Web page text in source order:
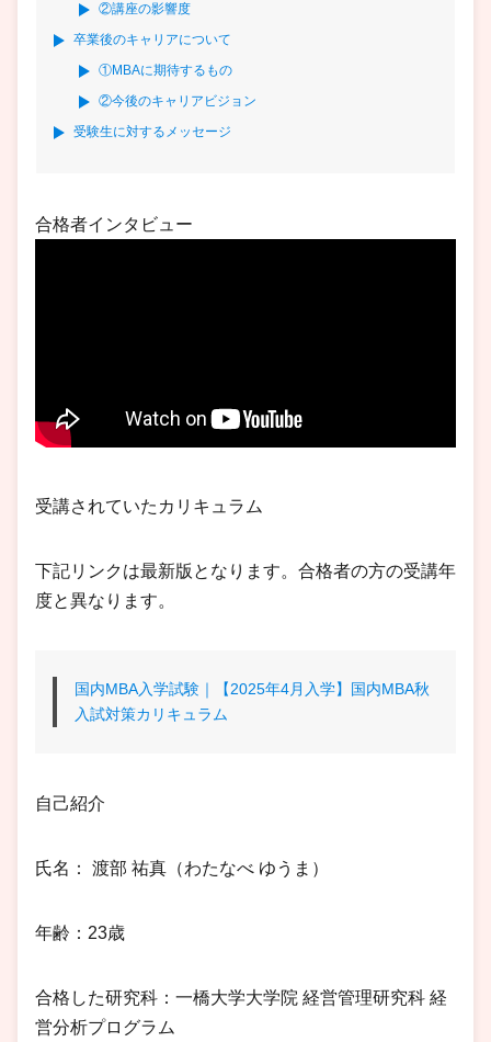
②講座の影響度
卒業後のキャリアについて
①MBAに期待するもの
②今後のキャリアビジョン
受験生に対するメッセージ
合格者インタビュー
受講されていたカリキュラム
下記リンクは最新版となります。合格者の方の受講年
度と異なります。
国内MBA入学試験｜【2025年4月入学】国内MBA秋
入試対策カリキュラム
自己紹介
氏名： 渡部 祐真（わたなべ ゆうま）
年齢：23歳
合格した研究科：一橋大学大学院 経営管理研究科 経
営分析プログラム